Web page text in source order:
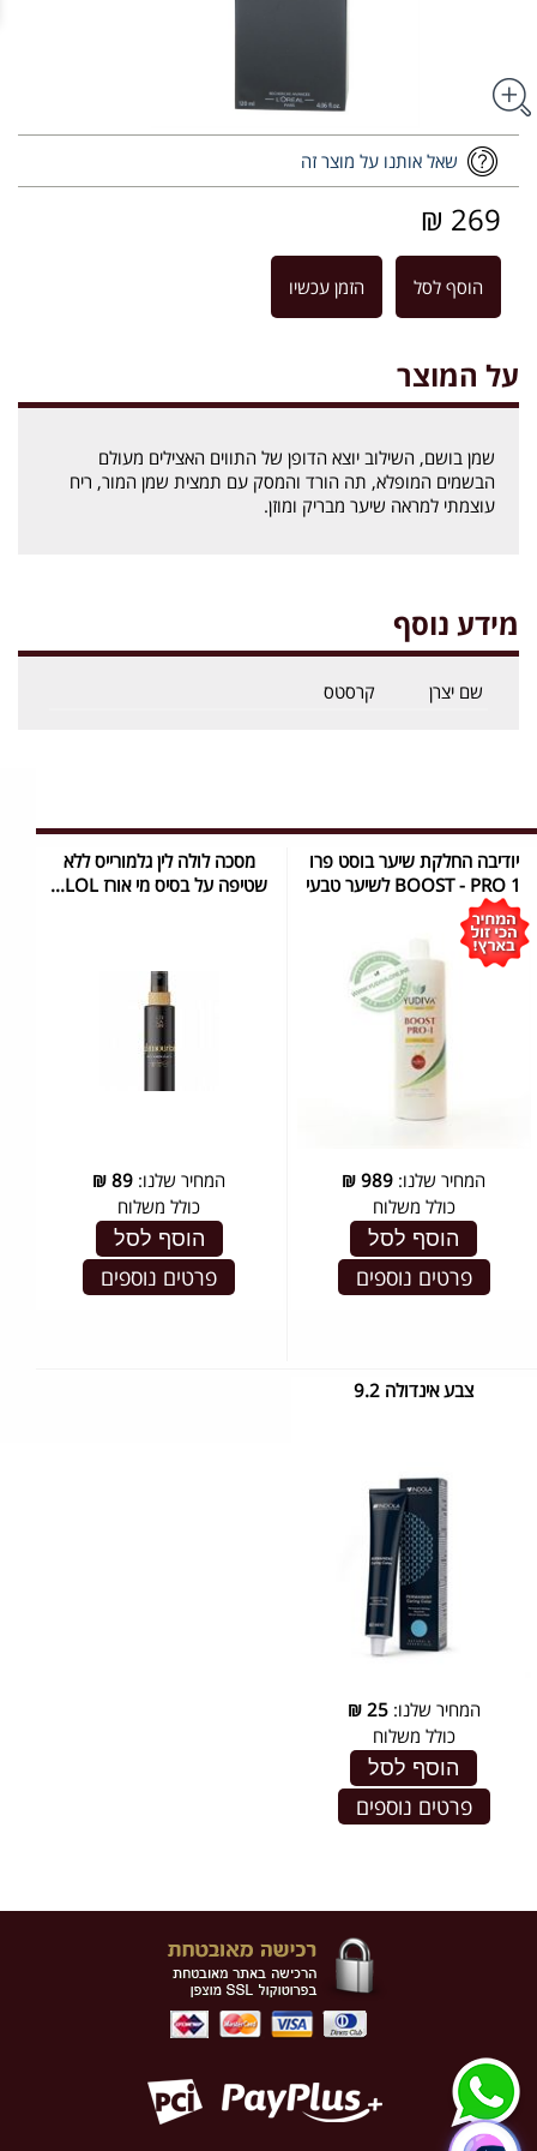
שאל אותנו על מוצר זה
269 ₪
הוסף לסל הזמן עכשיו
על המוצר
שמן בושם, השילוב יוצא הדופן של התווים האצילים מעולם
הבשמים המופלא, תה הורד והמסק עם תמצית שמן המור, ריח
עוצמתי למראה שיער מבריק ומוזן.
מידע נוסף
שם יצרן קרסטס
יודיבה החלקת שיער בוסט פרו
1 BOOST - PRO לשיער טבעי
המחיר שלנו: 989
₪
כולל משלוח
הוסף לסל
פרטים נוספים
מסכה לולה לין גלמורייס ללא
שטיפה על בסיס מי אורז LOL...
המחיר שלנו: 89
₪
כולל משלוח
הוסף לסל
פרטים נוספים
צבע אינדולה 9.2
המחיר שלנו:25
₪
כולל משלוח
הוסף לסל
פרטים נוספים